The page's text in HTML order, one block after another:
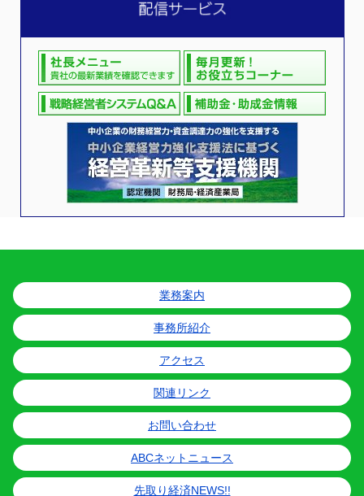
業務案内
事務所紹介
アクセス
関連リンク
お問い合わせ
ABCネットニュース
先取り経済NEWS!!